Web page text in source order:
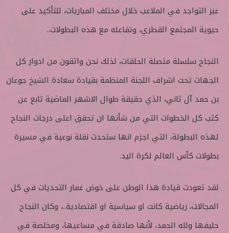
عبر التواجد في الملاعب خلال مختلف المباريات، للتأكيد على
حيوية المجتمع القطري، وتفاعله مع هذه البطولات..
النجاح سلسلة متصلة الحلقات، لذلك نحن واثقون من ادوار كل
الجهات تحت اشراف اللجنة المنظمة بقيادة سعادة الشيخ جوعان
بن حمد آل ثاني، الذي حقيقة طوال الاشهر الماضية تابع عن
كثب كل الخطوات التي من شأنها ان تحقق اعلى درجات النجاح
لهذه البطولة، التي اجزم انها ستحدث نقلة نوعية في مسيرة
بطولات كأس العالم لكرة اليد.
لقد تعودت قيادة هذا الوطن على خوض غمار التحديات في كل
المجالات، رياضية كانت او سياسية او اقتصادية..، وكان النجاح
حليفها ولله الحمد، لأنها صادقة في مساعيها، ومخلصة في